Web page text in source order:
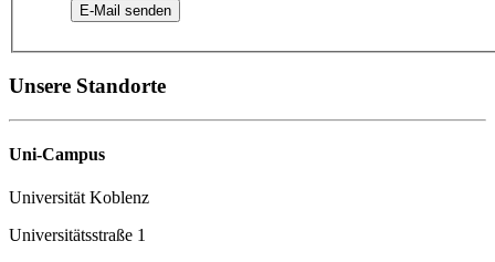
E-Mail senden
Unsere Standorte
Uni-Campus
Universität Koblenz
Universitätsstraße 1